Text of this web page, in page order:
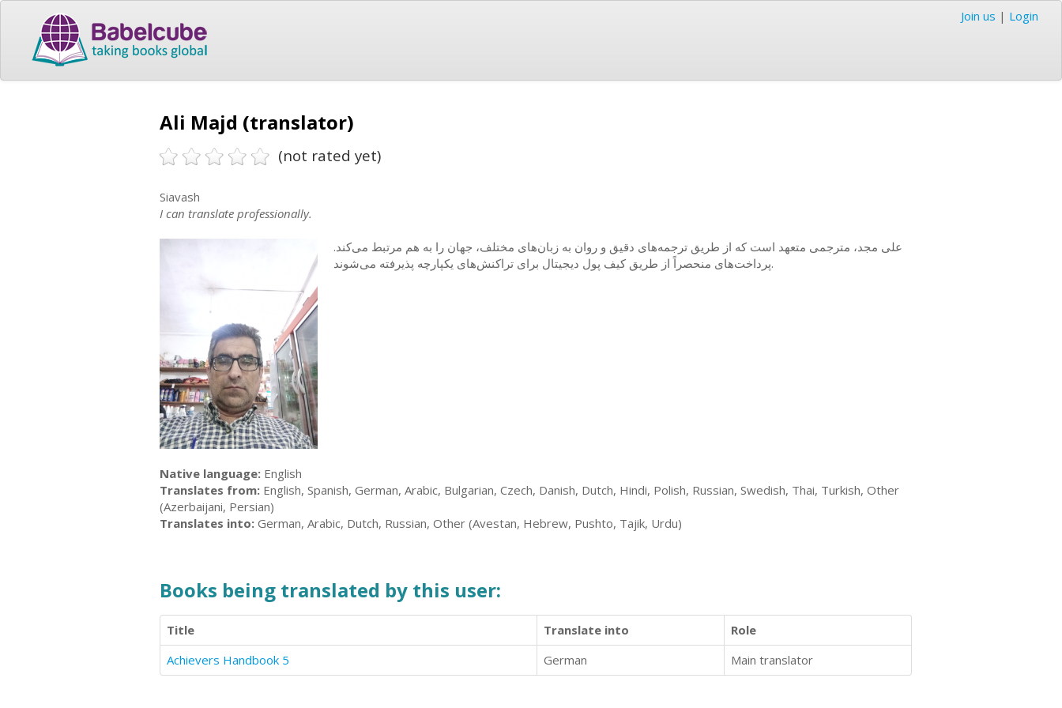
Join us | Login
Ali Majd (translator)
(not rated yet)
Siavash
I can translate professionally.
علی مجد، مترجمی متعهد است که از طریق ترجمه‌های دقیق و روان به زبان‌های مختلف، جهان را به هم مرتبط می‌کند.
پرداخت‌های منحصراً از طریق کیف پول دیجیتال برای تراکنش‌های یکپارچه پذیرفته می‌شوند.
Native language: English
Translates from: English, Spanish, German, Arabic, Bulgarian, Czech, Danish, Dutch, Hindi, Polish, Russian, Swedish, Thai, Turkish, Other
(Azerbaijani, Persian)
Translates into: German, Arabic, Dutch, Russian, Other (Avestan, Hebrew, Pushto, Tajik, Urdu)
Books being translated by this user:
Title Translate into
Role
Achievers Handbook 5
German Main translator